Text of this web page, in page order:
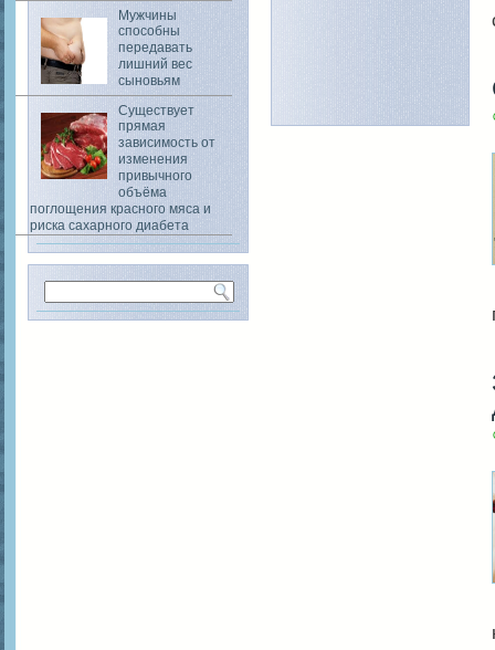
Мужчины
способны
передавать
лишний вес
сыновьям
Существует
прямая
зависимость от
изменения
привычного
объёма
поглощения красного мяса и
риска сахарного диабета